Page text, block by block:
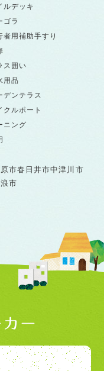
ルデッキ
ゴラ
者用補助手すり
ス囲い
用品
デンテラス
クルポート
ニング
市春日井市中津川市
市
ー